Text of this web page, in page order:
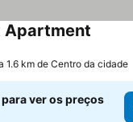
Apartment
1.6 km de Centro da cidade
ver os preços